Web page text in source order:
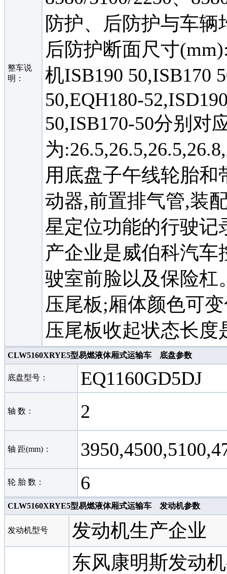
整车说
明：
防护、后防护与车辆
后防护断面尺寸
机ISB190 50,ISB170
50,EQH180-
50,ISB170-50分别对
为
用底盘子午线轮胎
动器,前置排气管,装
星定位功能的行驶记
产企业是威伯科汽
驶室前脸以及保险杠
压尾板;厢体颜色可
压尾板收起状态长度
CLW5160XRYE5型易燃液体厢式运输车 底盘参数
底盘型号： EQ1160GD5DJ
轴 数： 2
轴 距(mm)：
轮 胎 数： 6
CLW5160XRYE5型易燃液体厢式运输车 发动机参数
发动机型号 发动机生产企业
东风康明斯发动